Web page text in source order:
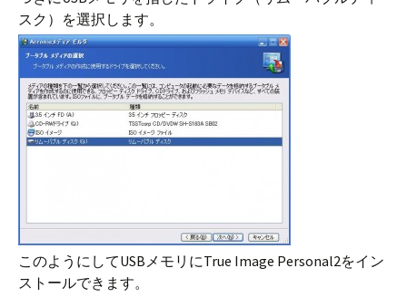
スク）を選択します。
このようにしてUSBメモリにTrue Image Personal2をイン
ストールできます。